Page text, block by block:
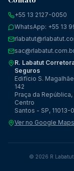
+55 13 2127-0050
WhatsApp: +55 13
R. Labatut
Seguros
Edifício S.
142
Praça da
Centro
Santos - SP, 11013-
Ver no Google Maps
© 2026 R